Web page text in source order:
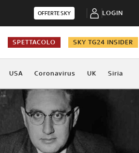
OFFERTE SKY LOGIN
SPETTACOLO SKY TG24 INSIDER
USA Coronavirus UK Siria